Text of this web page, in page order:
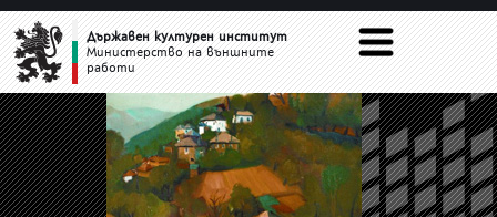
НОВИНИДържавен културен институт
Министерство на външните
работи